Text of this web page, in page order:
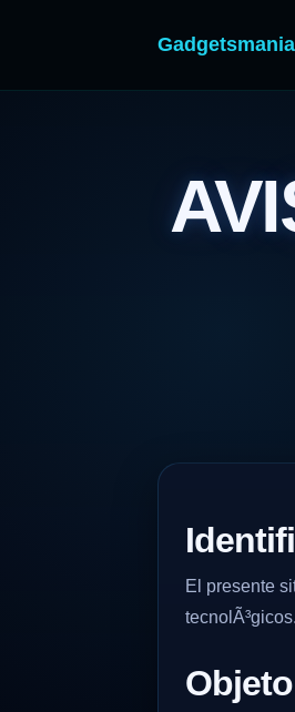
Gadgetsmania
El presente
tecnolÃ³gicos.
Objeto